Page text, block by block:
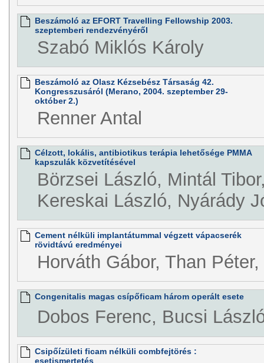
Beszámoló az EFORT Travelling Fellowship 2003.
szeptemberi rendezvényéről
Szabó Miklós Károly
Beszámoló az Olasz Kézsebész Társaság 42.
Kongresszusáról (Merano, 2004. szeptember 29-
október 2.)
Renner Antal
Célzott, lokális, antibiotikus terápia lehetősége PMMA
kapszulák közvetítésével
Börzsei László, Mintál
Kereskai László, Nyárády
Cement nélküli implantátummal végzett vápacserék
rövidtávú eredményei
Horváth Gábor, Than
Congenitalis magas csípőficam három operált esete
Dobos Ferenc, Bucsi
Csipőízületi ficam nélküli combfejtörés :
esetismertetés